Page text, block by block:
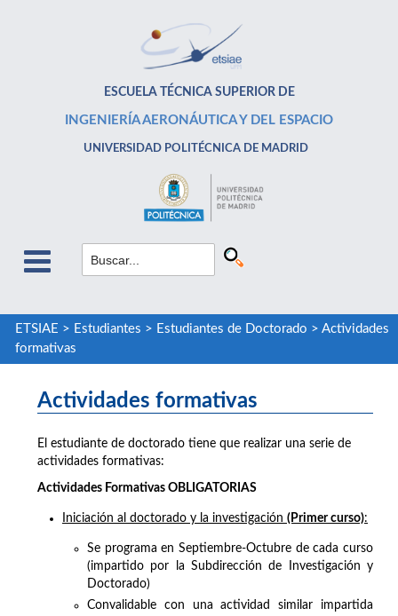
ESCUELA TÉCNICA SUPERIOR DE
INGENIERÍA AERONÁUTICA Y DEL ESPACIO
UNIVERSIDAD POLITÉCNICA DE MADRID
ETSIAE > Estudiantes > Estudiantes de Doctorado > Actividades
formativas
Actividades formativas
El estudiante de doctorado tiene que realizar una serie de
actividades formativas:
Actividades Formativas OBLIGATORIAS
Iniciación al doctorado y la investigación (Primer curso):
Se programa en Septiembre-Octubre de cada curso
(impartido por la Subdirección de Investigación y
Doctorado)
Convalidable con una actividad similar impartida